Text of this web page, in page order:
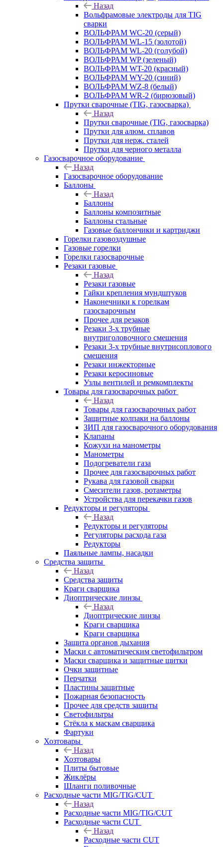
Назад
Вольфрамовые электроды для TIG
сварки
ВОЛЬФРАМ WC-20 (серый)
ВОЛЬФРАМ WL-15 (золотой)
ВОЛЬФРАМ WL-20 (голубой)
ВОЛЬФРАМ WP (зеленый)
ВОЛЬФРАМ WT-20 (красный)
ВОЛЬФРАМ WY-20 (синий)
ВОЛЬФРАМ WZ-8 (белый)
ВОЛЬФРАМ WR-2 (бирюзовый)
Прутки сварочные (TIG, газосварка)
Назад
Прутки сварочные (TIG, газосварка)
Прутки для алюм. сплавов
Прутки для нерж. сталей
Прутки для черного металла
Газосварочное оборудование
Назад
Газосварочное оборудование
Баллоны
Назад
Баллоны
Баллоны композитные
Баллоны стальные
Газовые баллончики и картриджи
Горелки газовоздушные
Газовые горелки
Горелки газосварочные
Резаки газовые
Назад
Резаки газовые
Гайки крепления мундштуков
Наконечники к горелкам
газосварочным
Прочее для резаков
Резаки 3-х трубные
внутриголовочного смешения
Резаки 3-х трубные внутрисоплового
смешения
Резаки инжекторные
Резаки керосиновые
Узлы вентилей и ремкомплекты
Товары для газосварочных работ
Назад
Товары для газосварочных работ
Защитные колпаки на баллоны
ЗИП для газосварочного оборудования
Клапаны
Кожухи на манометры
Манометры
Подогреватели газа
Прочее для газосварочных работ
Рукава для газовой сварки
Смесители газов, ротаметры
Устройства для перекачки газов
Редукторы и регуляторы
Назад
Редукторы и регуляторы
Регуляторы расхода газа
Редукторы
Паяльные лампы, насадки
Средства защиты
Назад
Средства защиты
Краги сварщика
Диоптрические линзы
Назад
Диоптрические линзы
Краги сварщика
Краги сварщика
Защита органов дыхания
Маски с автоматическим светофильтром
Маски сварщика и защитные щитки
Очки защитные
Перчатки
Пластины защитные
Пожарная безопасность
Прочее для средств защиты
Светофильтры
Стёкла к маскам сварщика
Фартуки
Хозтовары
Назад
Хозтовары
Плиты бытовые
Жиклёры
Шланги поливочные
Расходные части MIG/TIG/CUT
Назад
Расходные части MIG/TIG/CUT
Расходные части CUT
Назад
Расходные части CUT